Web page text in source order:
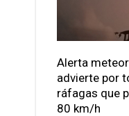
Alerta
advierte por
ráfagas que
80 km/h